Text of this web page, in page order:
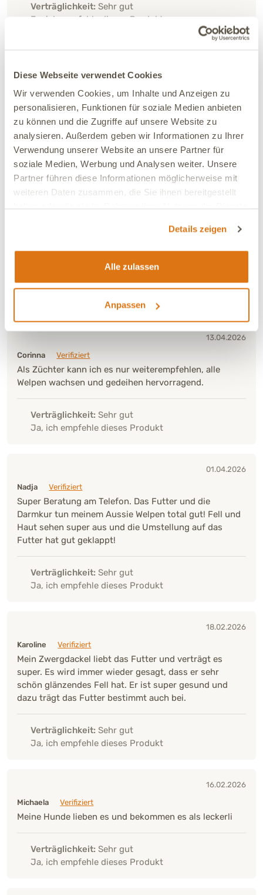
Diese Webseite verwendet Cookies
Wir verwenden Cookies, um Inhalte und Anzeigen zu
personalisieren, Funktionen für soziale Medien anbieten
zu können und die Zugriffe auf unsere Website zu
analysieren. Außerdem geben wir Informationen zu Ihrer
Verwendung unserer Website an unsere Partner für
soziale Medien, Werbung und Analysen weiter. Unsere
Partner führen diese Informationen möglicherweise mit
weiteren Daten zusammen, die Sie ihnen bereitgestellt
Details zeigen
Alle zulassen
Anpassen
Verträglichkeit:Sehr gut
Ja, ich empfehle dieses Produkt
Stephan
Verifiziert
Ich verwende das Futter für meinen Labrador Welpen,
sie ist 4 Monate alt und hat die Futter Umstellung sehr
gut vertragen.
Verträglichkeit:Sehr gut
Ja, ich empfehle dieses Produkt
Top Qualität und sehr gute Verträglichkeit ! Sehr zu
empfehlen!
Verträglichkeit:Sehr gut
13.04.2026
Corinna
Verifiziert
Als Züchter kann ich es nur weiterempfehlen, alle
Welpen wachsen und gedeihen hervorragend.
Verträglichkeit: Sehr gut
Ja, ich empfehle dieses Produkt
01.04.2026
Nadja
Verifiziert
Super Beratung am Telefon. Das Futter und die
Darmkur tun meinem Aussie Welpen total gut! Fell und
Haut sehen super aus und die Umstellung auf das
Futter hat gut geklappt!
Verträglichkeit: Sehr gut
Ja, ich empfehle dieses Produkt
18.02.2026
Karoline
Verifiziert
Mein Zwergdackel liebt das Futter und verträgt es
super. Es wird immer wieder gesagt, dass er sehr
schön glänzendes Fell hat. Er ist super gesund und
dazu trägt das Futter bestimmt auch bei.
Verträglichkeit: Sehr gut
Ja, ich empfehle dieses Produkt
16.02.2026
Michaela
Verifiziert
Meine Hunde lieben es und bekommen es als leckerli
Verträglichkeit: Sehr gut
Ja, ich empfehle dieses Produkt